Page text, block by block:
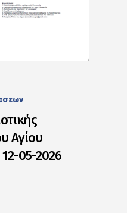
Αγίου
05-2026